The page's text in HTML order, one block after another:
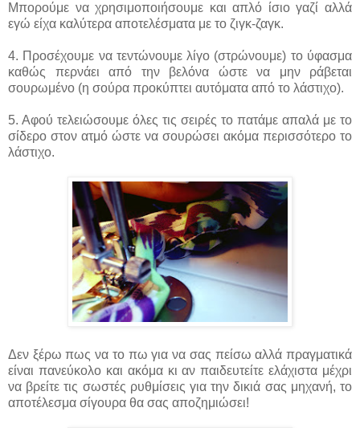
Μπορούμε να χρησιμοποιήσουμε και απλό ίσιο γαζί αλλά
εγώ είχα καλύτερα αποτελέσματα με το ζιγκ-ζαγκ.
4. Προσέχουμε να τεντώνουμε λίγο (στρώνουμε) το ύφασμα
καθώς περνάει από την βελόνα ώστε να μην ράβεται
σουρωμένο (η σούρα προκύπτει αυτόματα από το λάστιχο).
5. Αφού τελειώσουμε όλες τις σειρές το πατάμε απαλά με το
σίδερο στον ατμό ώστε να σουρώσει ακόμα περισσότερο το
λάστιχο.
Δεν ξέρω πως να το πω για να σας πείσω αλλά πραγματικά
είναι πανεύκολο και ακόμα κι αν παιδευτείτε ελάχιστα μέχρι
να βρείτε τις σωστές ρυθμίσεις για την δικιά σας μηχανή, το
αποτέλεσμα σίγουρα θα σας αποζημιώσει!